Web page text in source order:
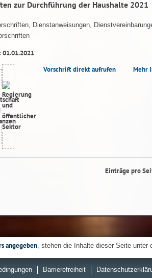
zur Durchführung der Haushalte 2021
Dienstanweisungen,
Vorschrift direkt aufrufen Mehr
Einträge pro
angegeben, stehen die Inhalte dieser Seite unter
Barrierefreiheit